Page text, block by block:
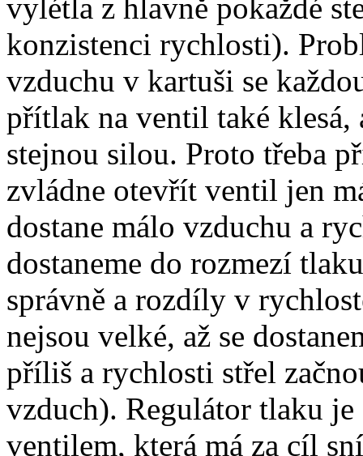
vylétla z hlavně pokaždé
konzistenci rychlosti).
vzduchu v kartuši se
přítlak na ventil také klesá,
stejnou silou. Proto třeba
zvládne otevřít ventil jen
dostane málo vzduchu a
dostaneme do rozmezí
správně a rozdíly v
nejsou velké, až se
příliš a rychlosti střel
vzduch). Regulátor tlaku je
ventilem, která má za cíl